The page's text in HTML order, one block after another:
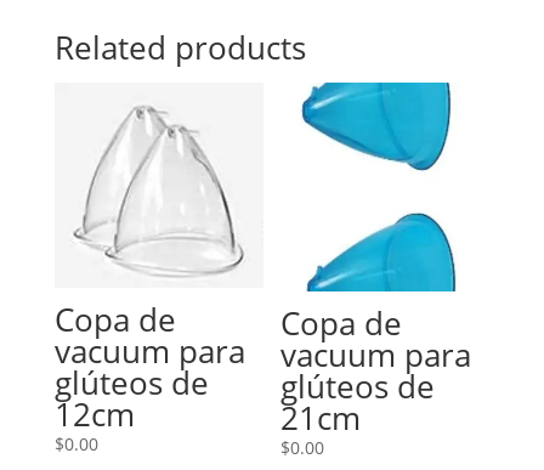
Related products
Copa de
vacuum para
glúteos de
12cm
$0.00
Copa de
vacuum para
glúteos de
21cm
$0.00